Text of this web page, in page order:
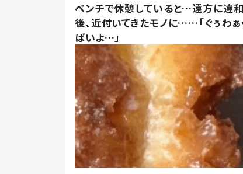
ベンチで休憩していると…遠方に違和
後、近付いてきたモノに……「ぐぅわぁ
ばいよ…」